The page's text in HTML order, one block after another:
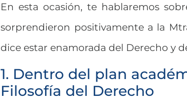
En esta ocasión, te hablaremos
sorprendieron positivamente a la
dice estar enamorada del Derecho y
1. Dentro del plan
Filosofía del Derecho